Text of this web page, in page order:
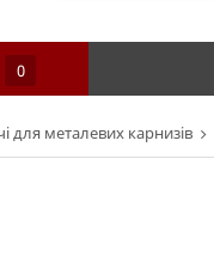
для металевих карнизів
0